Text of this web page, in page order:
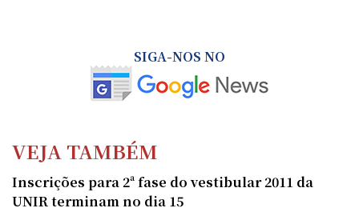
SIGA-NOS NO
VEJA TAMBÉM
Inscrições para 2ª fase do vestibular 2011 da
UNIR terminam no dia 15